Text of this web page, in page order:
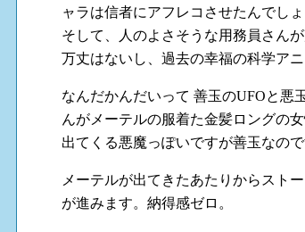
ャラは信者にアフレコさせたんでし
そして、人のよさそうな用務員さん
万丈はないし、過去の幸福の科学ア
なんだかんだいって 善玉のUFOと悪
んがメーテルの服着た金髪ロングの
出てくる悪魔っぽいですが善玉なので
メーテルが出てきたあたりからスト
が進みます。納得感ゼロ。